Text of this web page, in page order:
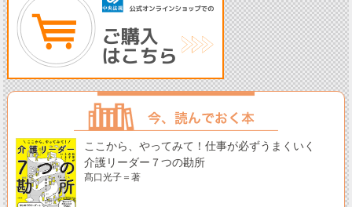
ここから、やってみて！仕事が必ずうまくいく
介護リーダー７つの勘所
髙口光子＝著